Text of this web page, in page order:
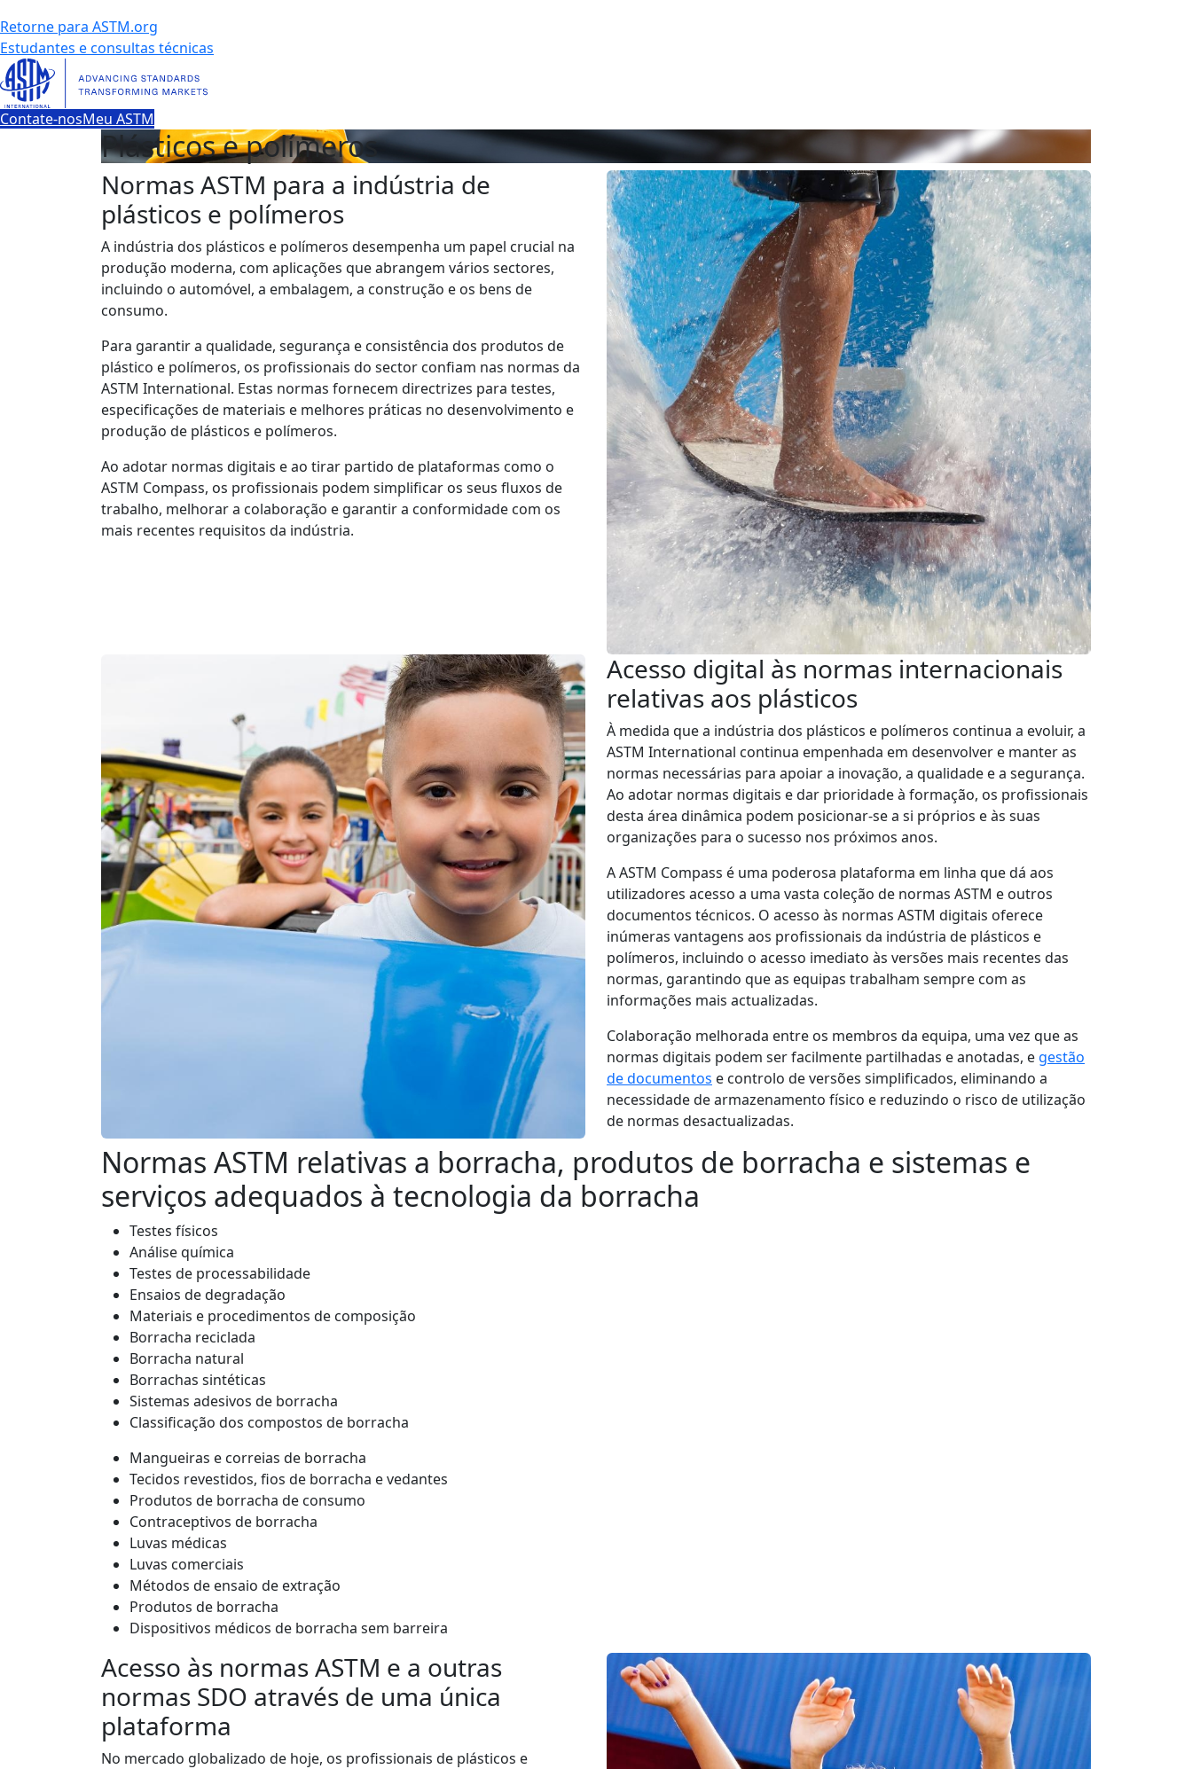
Retorne para ASTM.org
Estudantes e consultas técnicas
Contate-nosMeu ASTM
Plásticos e polímeros
Normas ASTM para a indústria de
plásticos e polímeros
A indústria dos plásticos e polímeros desempenha um papel crucial na
produção moderna, com aplicações que abrangem vários sectores,
incluindo o automóvel, a embalagem, a construção e os bens de
consumo.
Para garantir a qualidade, segurança e consistência dos produtos de
plástico e polímeros, os profissionais do sector confiam nas normas da
ASTM International. Estas normas fornecem directrizes para testes,
especificações de materiais e melhores práticas no desenvolvimento e
produção de plásticos e polímeros.
Ao adotar normas digitais e ao tirar partido de plataformas como o
ASTM Compass, os profissionais podem simplificar os seus fluxos de
trabalho, melhorar a colaboração e garantir a conformidade com os
mais recentes requisitos da indústria.
Acesso digital às normas internacionais
relativas aos plásticos
À medida que a indústria dos plásticos e polímeros continua a evoluir, a
ASTM International continua empenhada em desenvolver e manter as
normas necessárias para apoiar a inovação, a qualidade e a segurança.
Ao adotar normas digitais e dar prioridade à formação, os profissionais
desta área dinâmica podem posicionar-se a si próprios e às suas
organizações para o sucesso nos próximos anos.
A ASTM Compass é uma poderosa plataforma em linha que dá aos
utilizadores acesso a uma vasta coleção de normas ASTM e outros
documentos técnicos. O acesso às normas ASTM digitais oferece
inúmeras vantagens aos profissionais da indústria de plásticos e
polímeros, incluindo o acesso imediato às versões mais recentes das
normas, garantindo que as equipas trabalham sempre com as
informações mais actualizadas.
Colaboração melhorada entre os membros da equipa, uma vez que as
normas digitais podem ser facilmente partilhadas e anotadas, e gestão
de documentos e controlo de versões simplificados, eliminando a
necessidade de armazenamento físico e reduzindo o risco de utilização
de normas desactualizadas.
Normas ASTM relativas a borracha, produtos de borracha e sistemas e
serviços adequados à tecnologia da borracha
Testes físicos
Análise química
Testes de processabilidade
Ensaios de degradação
Materiais e procedimentos de composição
Borracha reciclada
Borracha natural
Borrachas sintéticas
Sistemas adesivos de borracha
Classificação dos compostos de borracha
Mangueiras e correias de borracha
Tecidos revestidos, fios de borracha e vedantes
Produtos de borracha de consumo
Contraceptivos de borracha
Luvas médicas
Luvas comerciais
Métodos de ensaio de extração
Produtos de borracha
Dispositivos médicos de borracha sem barreira
Acesso às normas ASTM e a outras
normas SDO através de uma única
plataforma
No mercado globalizado de hoje, os profissionais de plásticos e